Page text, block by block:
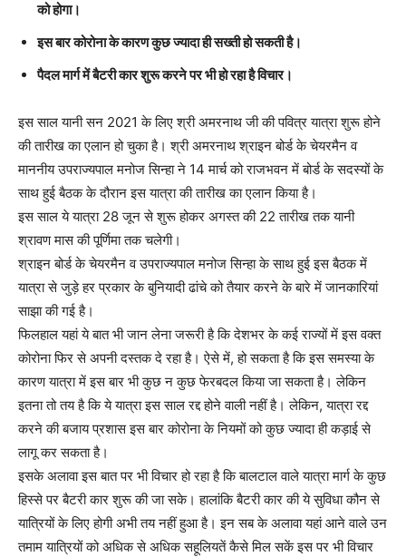
को होगा।
इस बार कोरोना के कारण कुछ ज्यादा ही सख्ती हो सकती है।
पैदल मार्ग में बैटरी कार शुरू करने पर भी हो रहा है विचार।
इस साल यानी सन 2021 के लिए श्री अमरनाथ जी की पवित्र यात्रा शुरू होने
की तारीख का एलान हो चुका है। श्री अमरनाथ श्राइन बोर्ड के चेयरमैन व
माननीय उपराज्यपाल मनोज सिन्हा ने 14 मार्च को राजभवन में बोर्ड के सदस्यों के
साथ हुई बैठक के दौरान इस यात्रा की तारीख का एलान किया है।
इस साल ये यात्रा 28 जून से शुरू होकर अगस्त की 22 तारीख तक यानी
श्रावण मास की पूर्णिमा तक चलेगी।
श्राइन बोर्ड के चेयरमैन व उपराज्यपाल मनोज सिन्हा के साथ हुई इस बैठक में
यात्रा से जुड़े हर प्रकार के बुनियादी ढांचे को तैयार करने के बारे में जानकारियां
साझा की गई है।
फिलहाल यहां ये बात भी जान लेना जरूरी है कि देशभर के कई राज्यों में इस वक्त
कोरोना फिर से अपनी दस्तक दे रहा है। ऐसे में, हो सकता है कि इस समस्या के
कारण यात्रा में इस बार भी कुछ न कुछ फेरबदल किया जा सकता है। लेकिन
इतना तो तय है कि ये यात्रा इस साल रद्द होने वाली नहीं है। लेकिन, यात्रा रद्द
करने की बजाय प्रशास इस बार कोरोना के नियमों को कुछ ज्यादा ही कड़ाई से
लागू कर सकता है।
इसके अलावा इस बात पर भी विचार हो रहा है कि बालटाल वाले यात्रा मार्ग के कुछ
हिस्से पर बैटरी कार शुरू की जा सके। हालांकि बैटरी कार की ये सुविधा कौन से
यात्रियों के लिए होगी अभी तय नहीं हुआ है। इन सब के अलावा यहां आने वाले उन
तमाम यात्रियों को अधिक से अधिक सहूलियतें कैसे मिल सकें इस पर भी विचार